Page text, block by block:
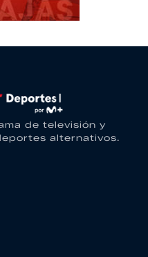
de televisión y
alternativos.